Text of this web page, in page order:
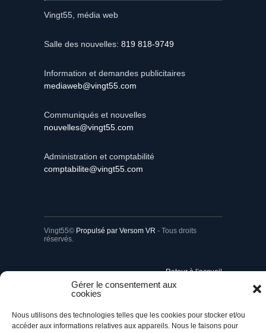
Gérer le consentement aux
cookies
Nous utilisons des technologies telles que les cookies pour stocker et/ou
accéder aux informations relatives aux appareils. Nous le faisons pour
Vingt55, média web
Salle des nouvelles: 819 818-9749
Information et demandes publicitaires
mediaweb@vingt55.com
Communiqués et nouvelles
nouvelles@vingt55.com
Administration et comptabilité
comptabilite@vingt55.com
Vingt55© Propulsé par Versom VR - Tous droits
réservés.
Retour à l’accueil